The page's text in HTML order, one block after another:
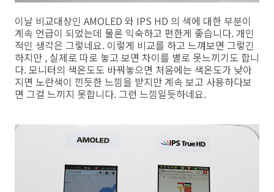
이날 비교대상인 AMOLED 와 IPS HD 의 색에 대한 부분이
계속 언급이 되었는데 물론 익숙하고 편한게 좋습니다. 개인
적인 생각은 그렇네요. 이렇게 비교를 하고 느껴보면 그렇긴
하지만 , 실제로 따로 놓고 보면 차이를 별로 못느끼기도 합니
다. 모니터의 색온도도 바꿔놓으면 처음에는 색온도가 낮아
지면 노란색이 낀듯한 느낌을 받지만 계속 보고 사용하다보
면 그걸 느끼지 못합니다. 그런 느낌일듯하네요.